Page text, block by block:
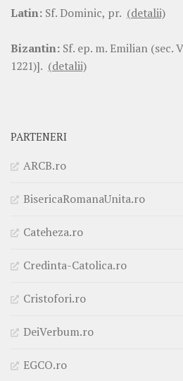
Latin: Sf. Dominic, pr. (detalii)
Bizantin: Sf. ep. m. Emilian (sec.
1221)]. (detalii)
PARTENERI
ARCB.ro
BisericaRomanaUnita.ro
Cateheza.ro
Credinta-Catolica.ro
Cristofori.ro
DeiVerbum.ro
EGCO.ro